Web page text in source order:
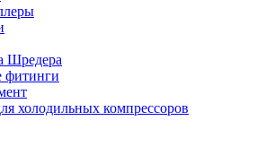
Шредера
холодильных компрессоров